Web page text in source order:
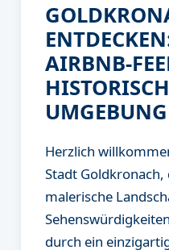
AIRBNB-
UMGEBUNG
Herzlich
Stadt
malerische
durch ein